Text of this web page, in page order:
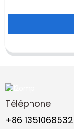
Téléphone
+86